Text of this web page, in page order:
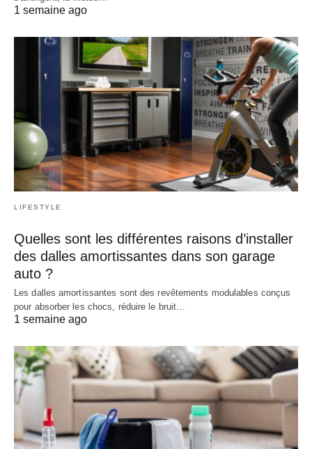
1 semaine ago
LIFESTYLE
Quelles sont les différentes raisons d’installer
des dalles amortissantes dans son garage
auto ?
Les dalles amortissantes sont des revêtements modulables conçus
pour absorber les chocs, réduire le bruit…
1 semaine ago